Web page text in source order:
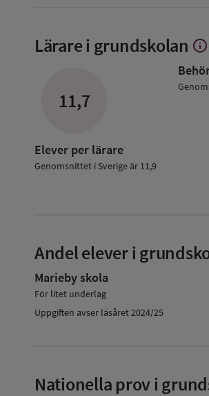
Lärare i grundskolan Visa
om
info
11,7
Elever per lärare
Genomsnittet i Sverige är 11,9
Andel elever i
Marieby skola
För litet underlag
Uppgiften avser läsåret 2024/25
Nationella prov i